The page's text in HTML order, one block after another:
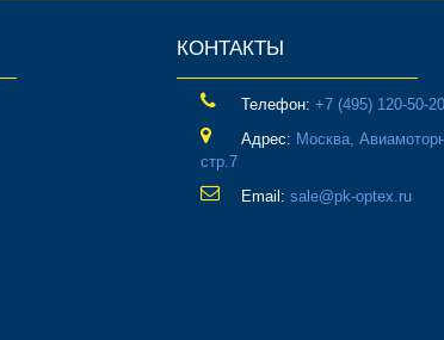
КОНТАКТЫ
Телефон: ‎+7 (495) 120-50-20
Адрес: Москва,
стр.7
Email: sale@pk-optex.ru